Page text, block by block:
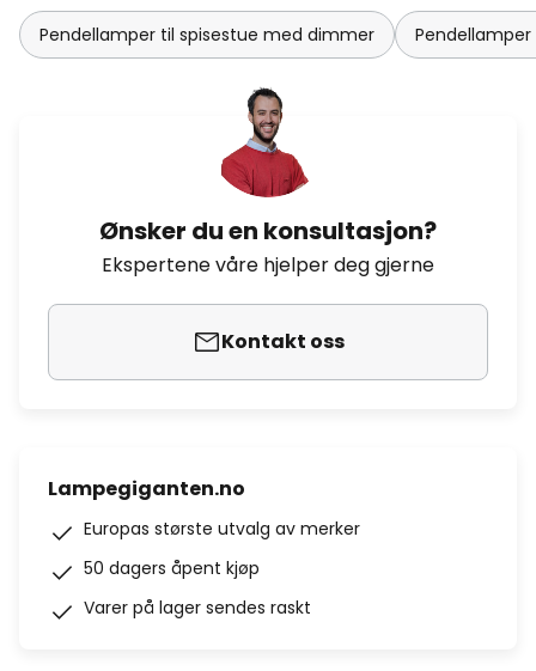
Pendellamper til spisestue med dimmer
Ønsker du en konsultasjon?
Ekspertene våre hjelper deg gjerne
Kontakt oss
Lampegiganten.no
Europas største utvalg av merker
50 dagers åpent kjøp
Varer på lager sendes raskt